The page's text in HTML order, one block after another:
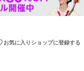
お気に入りショップに登録する